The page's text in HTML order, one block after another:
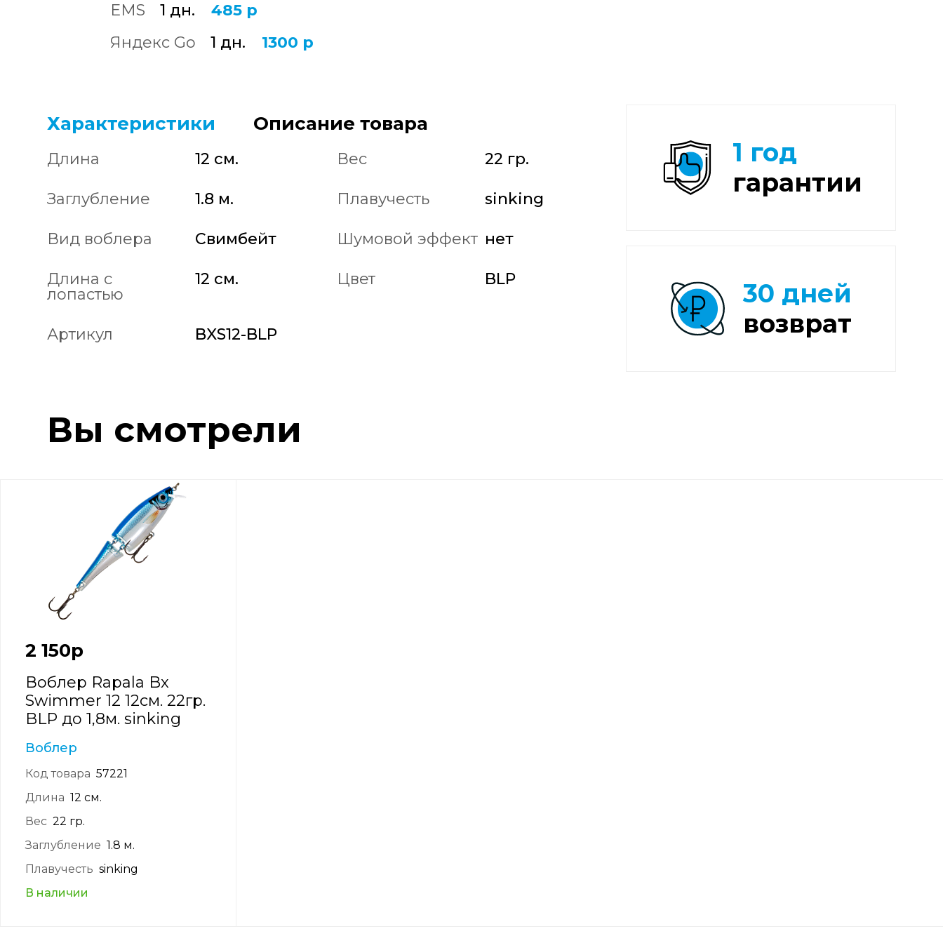
EMS
1 дн.
485 р
Яндекс Go
1 дн. 1300 р
Характеристики Описание товара
Длина 12 см. Вес 22 гр.
Заглубление 1.8 м. Плавучесть sinking
Вид воблера Свимбейт Шумовой эффект нет
Длина с
лопастью
12 см. Цвет BLP
Артикул BXS12-BLP
1 год
гарантии
30 дней
возврат
Вы смотрели
2 150р
Воблер Rapala Bx
Swimmer 12 12см. 22гр.
BLP до 1,8м. sinking
Воблер
Код товара 57221
Длина 12 см.
Вес 22 гр.
Заглубление 1.8 м.
Плавучесть sinking
В наличии